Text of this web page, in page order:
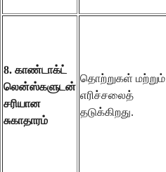
8. காண்டாக்ட்
லென்ஸ்களுடன்
சரியான
சுகாதாரம்
தொற்றுகள் மற்றும்
எரிச்சலைத்
தடுக்கிறது.